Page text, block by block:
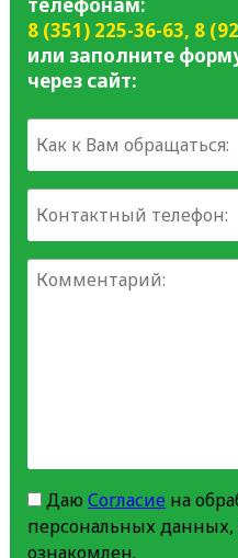
8 (351) 225-36-63, 8
или заполните
через сайт:
Даю Согласиена
персональных данных,
ознакомлен.